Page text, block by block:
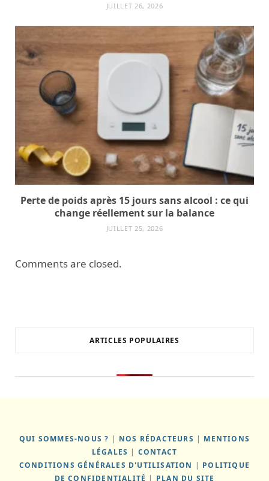
JUILLET 26, 2026
Perte de poids après 15 jours sans alcool : ce qui
change réellement sur la balance
JUILLET 25, 2026
Comments are closed.
ARTICLES POPULAIRES
QUI SOMMES-NOUS ? | NOS RÉDACTEURS | MENTIONS
LÉGALES | CONTACT
CONDITIONS GÉNÉRALES D'UTILISATION | POLITIQUE
DE CONFIDENTIALITÉ | PLAN DU SITE